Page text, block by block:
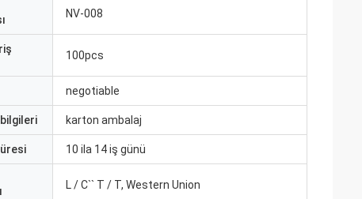
NV-008
100pcs
negotiable
karton ambalaj
10 ila 14 iş günü
L / C`` T / T, Western Union